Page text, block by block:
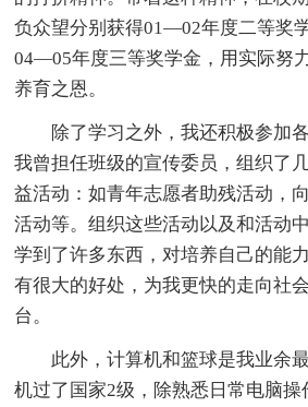
负众望分别获得01—02年度二等奖
04—05年度三等奖学金，用实际努
养育之恩。
除了学习之外，我还积极参加
我曾担任班级的宣传委员，组织了
益活动：如青年志愿者助残活动，
活动等。组织这些活动以及和活动
学到了许多东西，对培养自己的能
有很大的好处，为我更快的走向社
台。
此外，计算机和篮球是我业余
机过了国家2级，除熟悉日常电脑